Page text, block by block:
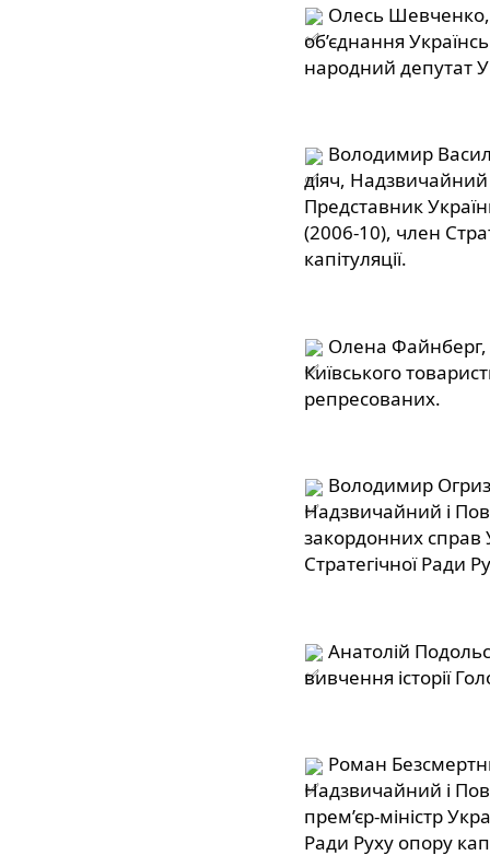
Олесь Шевченко,
об’єднання
народний депутат
Володимир
діяч,
Представник
(2006-10), член
капітуляції.
Олена
Київського
репресованих.
Володимир
Надзвичайний і
закордонних справ
Стратегічної Ради
Анатолій
вивчення історії
Роман
Надзвичайний і
прем’єр-міністр
Ради Руху опору